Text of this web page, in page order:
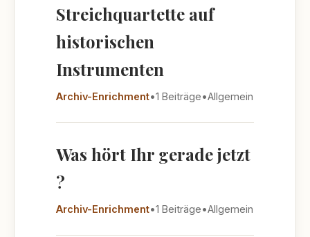
Streichquartette auf
historischen
Instrumenten
Archiv-Enrichment•1 Beiträge•Allgemein
Was hört Ihr gerade jetzt
?
Archiv-Enrichment•1 Beiträge•Allgemein